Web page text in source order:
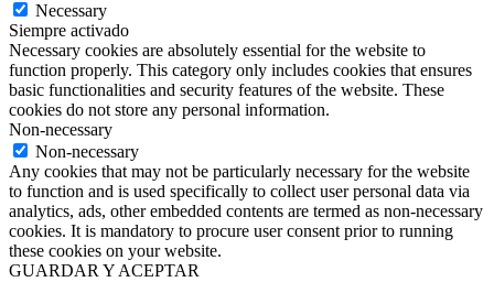
Necessary
Siempre activado
Necessary cookies are absolutely essential for the website to
function properly. This category only includes cookies that ensures
basic functionalities and security features of the website. These
cookies do not store any personal information.
Non-necessary
Non-necessary
Any cookies that may not be particularly necessary for the website
to function and is used specifically to collect user personal data via
analytics, ads, other embedded contents are termed as non-necessary
cookies. It is mandatory to procure user consent prior to running
these cookies on your website.
GUARDAR Y ACEPTAR